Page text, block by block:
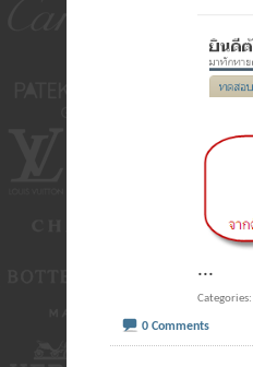
...
Categories
0 Comments